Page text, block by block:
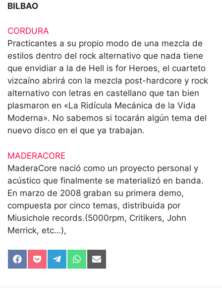
BILBAO
CORDURA
Practicantes a su propio modo de una mezcla de
estilos dentro del rock alternativo que nada tiene
que envidiar a la de Hell is for Heroes, el cuarteto
vizcaíno abrirá con la mezcla post-hardcore y rock
alternativo con letras en castellano que tan bien
plasmaron en «La Ridícula Mecánica de la Vida
Moderna». No sabemos si tocarán algún tema del
nuevo disco en el que ya trabajan.
MADERACORE
MaderaCore nació como un proyecto personal y
acústico que finalmente se materializó en banda.
En marzo de 2008 graban su primera demo,
compuesta por cinco temas, distribuida por
Miusichole records.(5000rpm, Critikers, John
Merrick, etc…),
Compartir
en
Compartir
en
Compartir
en
Compartir
en
Compartir
en